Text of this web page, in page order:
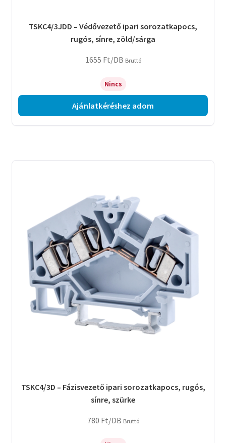
TSKC4/3JDD – Védővezető ipari sorozatkapocs,
rugós, sínre, zöld/sárga
1655 Ft/DB Bruttó
Nincs
Ajánlatkéréshez adom
TSKC4/3D – Fázisvezető ipari sorozatkapocs, rugós,
sínre, szürke
780 Ft/DB Bruttó